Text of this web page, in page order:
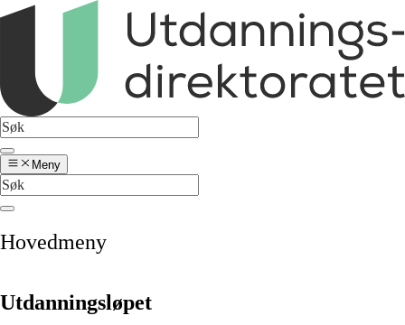
Meny
Hovedmeny
Utdanningsløpet